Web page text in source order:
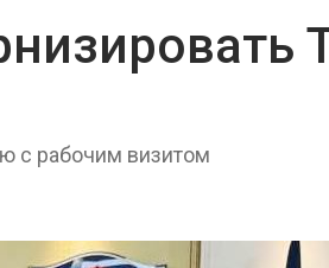
с рабочим визитом
столкнулись с
панели над